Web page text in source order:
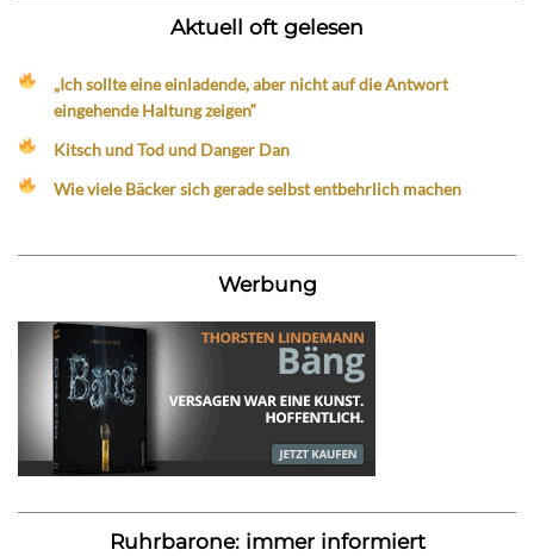
Aktuell oft gelesen
„Ich sollte eine einladende, aber nicht auf die Antwort
eingehende Haltung zeigen“
Kitsch und Tod und Danger Dan
Wie viele Bäcker sich gerade selbst entbehrlich machen
Werbung
Ruhrbarone: immer informiert